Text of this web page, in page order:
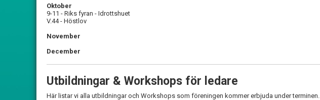
Oktober
9-11 - Riks fyran - Idrottshuet
V.44 - Höstlov
November
December
Utbildningar & Workshops för ledare
Här listar vi alla utbildningar och Workshops som föreningen kommer erbjuda under terminen.